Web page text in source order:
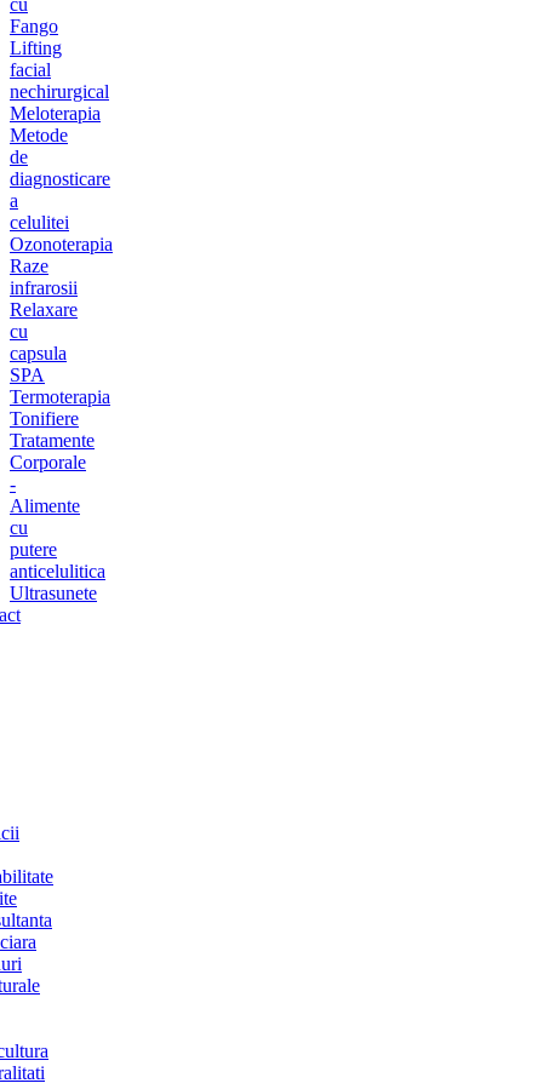
cu
Fango
Lifting
facial
nechirurgical
Meloterapia
Metode
de
diagnosticare
a
celulitei
Ozonoterapia
Raze
infrarosii
Relaxare
cu
capsula
SPA
Termoterapia
Tonifiere
Tratamente
Corporale
-
Alimente
cu
putere
anticelulitica
Ultrasunete